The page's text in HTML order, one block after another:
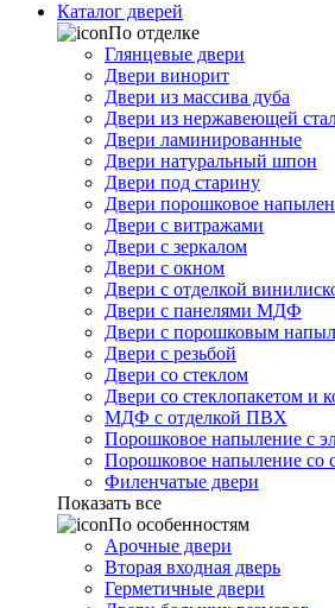
Каталог дверей
По отделке
Глянцевые двери
Двери винорит
Двери из массива дуба
Двери из нержавеющей
Двери ламинированные
Двери натуральный шпон
Двери под старину
Двери порошковое
Двери с витражами
Двери с зеркалом
Двери с окном
Двери с отделкой
Двери с панелями МДФ
Двери с порошковым
Двери с резьбой
Двери со стеклом
Двери со стеклопакетом и
МДФ с отделкой ПВХ
Порошковое напыление с
Порошковое напыление со
Филенчатые двери
Показать все
По особенностям
Арочные двери
Вторая входная дверь
Герметичные двери